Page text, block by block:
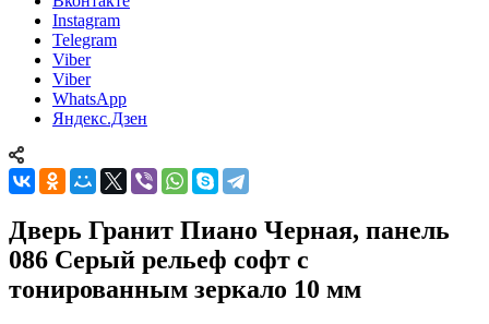
Instagram
Telegram
Viber
Viber
WhatsApp
Яндекс.Дзен
Дверь Гранит Пиано Черная, панель
086 Серый рельеф софт с
тонированным зеркало 10 мм